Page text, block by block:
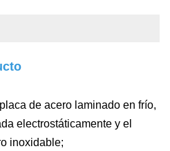
de acero laminado en frío,
electrostáticamente y el
inoxidable;